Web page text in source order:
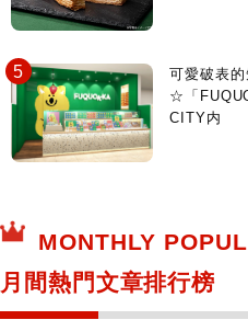
可愛破表
☆「
CITY内
MONTHLY
月間熱門文章排行榜